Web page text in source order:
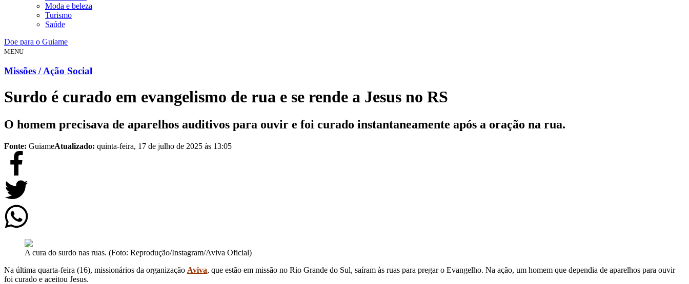
Moda e beleza
Turismo
Saúde
Doe para o Guiame
MENU
Missões / Ação Social
Surdo é curado em evangelismo de rua e se rende a Jesus no RS
O homem precisava de aparelhos auditivos para ouvir e foi curado instantaneamente após a oração na rua.
Fonte: GuiameAtualizado: quinta-feira, 17 de julho de 2025 às 13:05
A cura do surdo nas ruas. (Foto: Reprodução/Instagram/Aviva Oficial)
Na última quarta-feira (16), missionários da organização Aviva, que estão em missão no Rio Grande do Sul, saíram às ruas para pregar o Evangelho. Na ação, um homem que dependia de aparelhos para ouvir
foi curado e aceitou Jesus.